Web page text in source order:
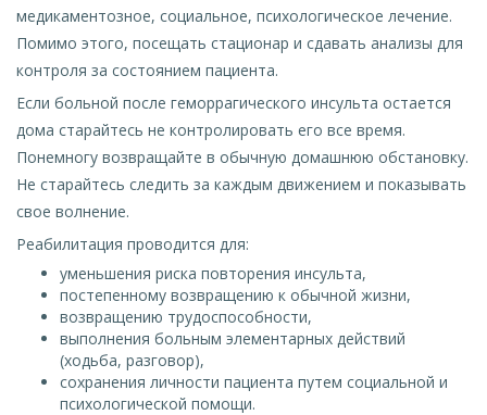
медикаментозное, социальное, психологическое лечение.
Помимо этого, посещать стационар и сдавать анализы для
контроля за состоянием пациента.
Если больной после геморрагического инсульта остается
дома старайтесь не контролировать его все время.
Понемногу возвращайте в обычную домашнюю обстановку.
Не старайтесь следить за каждым движением и показывать
свое волнение.
Реабилитация проводится для:
уменьшения риска повторения инсульта,
постепенному возвращению к обычной жизни,
возвращению трудоспособности,
выполнения больным элементарных действий
(ходьба, разговор),
сохранения личности пациента путем социальной и
психологической помощи.